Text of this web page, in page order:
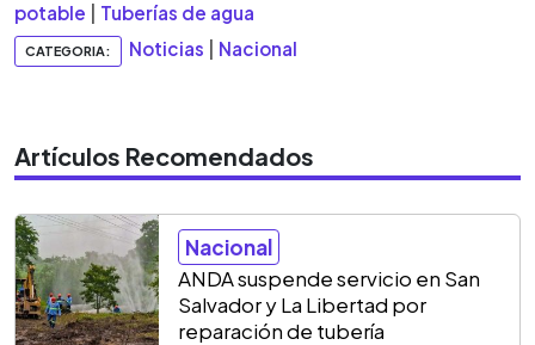
potable Tuberías de agua
CATEGORIA: Noticias Nacional
Artículos Recomendados
Nacional
ANDA suspende servicio en San
Salvador y La Libertad por
reparación de tubería